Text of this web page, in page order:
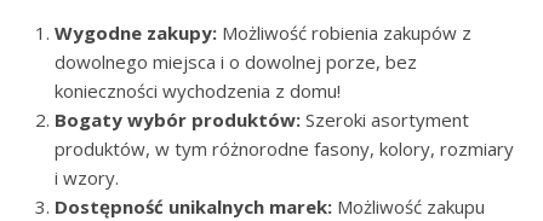
Wygodne zakupy: Możliwość robienia zakupów z
dowolnego miejsca i o dowolnej porze, bez
konieczności wychodzenia z domu!
Bogaty wybór produktów: Szeroki asortyment
produktów, w tym różnorodne fasony, kolory, rozmiary
i wzory.
Dostępność unikalnych marek: Możliwość zakupu